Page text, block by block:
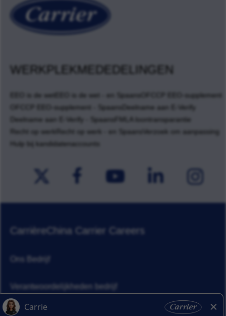
WERKPLEKMEDEDELINGEN
EEO is de wet EEO is de wet - en Spaans
OFCCP EEO-supplement
OFCCP EEO-supplement - Spaans
Deelname aan E-Verify
Deelname aan E-Verify - Spaans
FMLA loontransparantie
Recht op werk
Recht op werk - en Spaans
Verzoek om aanpassing
Hulp bij kandidatenaccounts
CarrièreChina Carrier Careers
Ons Bedrijf
Verantwoordelijkheden bedrijf
Nieuws